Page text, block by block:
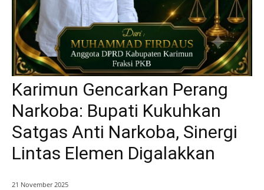
Karimun Gencarkan Perang
Narkoba: Bupati Kukuhkan
Satgas Anti Narkoba, Sinergi
Lintas Elemen Digalakkan
21 November 2025